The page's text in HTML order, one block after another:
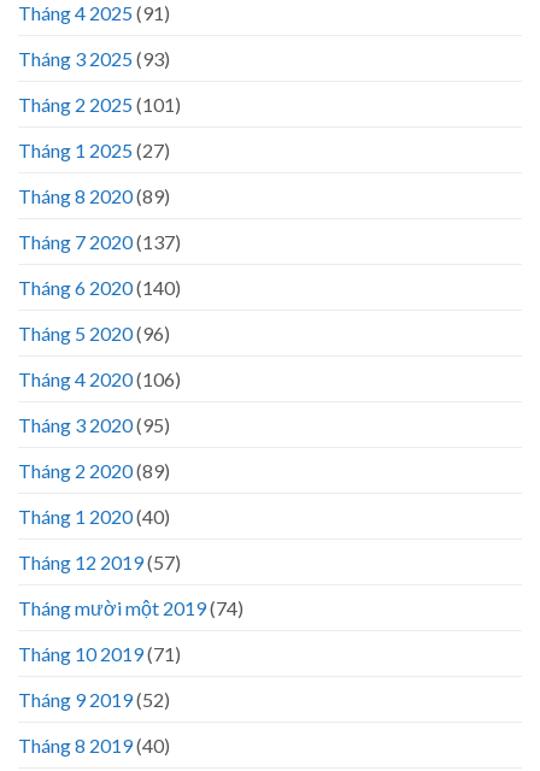
Tháng 4 2025(91)
Tháng 3 2025(93)
Tháng 2 2025(101)
Tháng 1 2025(27)
Tháng 8 2020(89)
Tháng 7 2020(137)
Tháng 6 2020(140)
Tháng 5 2020(96)
Tháng 4 2020(106)
Tháng 3 2020(95)
Tháng 2 2020(89)
Tháng 1 2020(40)
Tháng 12 2019(57)
Tháng mười một 2019(74)
Tháng 10 2019(71)
Tháng 9 2019(52)
Tháng 8 2019(40)